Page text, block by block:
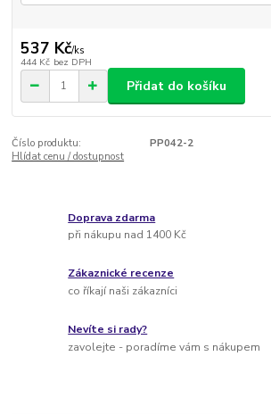
537 Kč/ks
444 Kč bez DPH
Přidat do košíku
Číslo produktu:
PP042-2
Hlídat cenu / dostupnost
Doprava zdarma
při nákupu nad 1400 Kč
Zákaznické recenze
co říkají naši zákazníci
Nevíte si rady?
zavolejte - poradíme vám s nákupem